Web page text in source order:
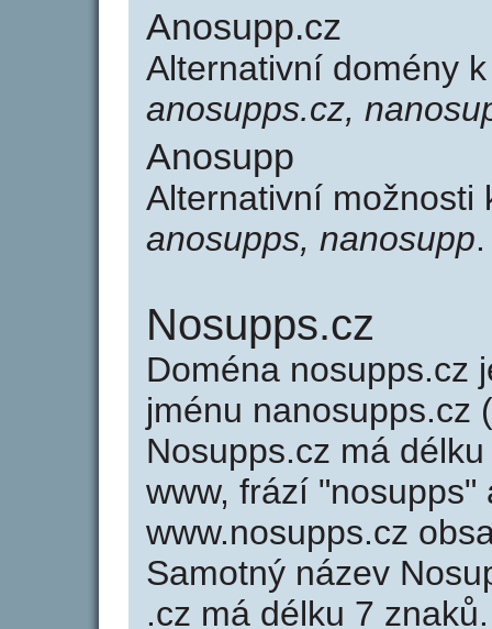
Anosupp.cz
Alternativní domény
anosupps.cz,
Anosupp
Alternativní možnosti
anosupps, nanosupp.
Nosupps.cz
Doména nosupps.cz
jménu nanosupps.cz
Nosupps.cz má
www, frází
www.nosupps.cz
Samotný název
.cz má délku 7